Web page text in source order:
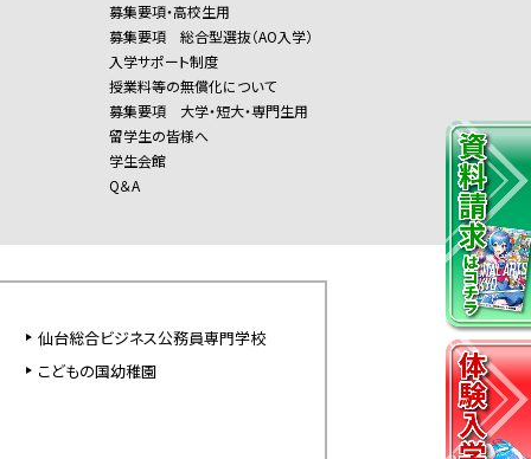
募集要項・高校生用
募集要項 総合型選抜（AO入学）
入学サポート制度
授業料等の無償化について
募集要項 大学・短大・専門生用
留学生の皆様へ
学生会館
Q＆A
仙台総合ビジネス公務員専門学校
こどもの国幼稚園